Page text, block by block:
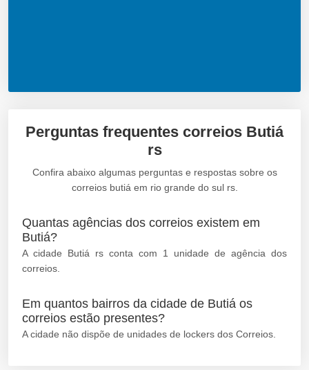
Perguntas frequentes correios Butiá
rs
Confira abaixo algumas perguntas e respostas sobre os
correios butiá em rio grande do sul rs.
Quantas agências dos correios existem em
Butiá?
A cidade Butiá rs conta com 1 unidade de agência dos
correios.
Em quantos bairros da cidade de Butiá os
correios estão presentes?
A cidade não dispõe de unidades de lockers dos Correios.